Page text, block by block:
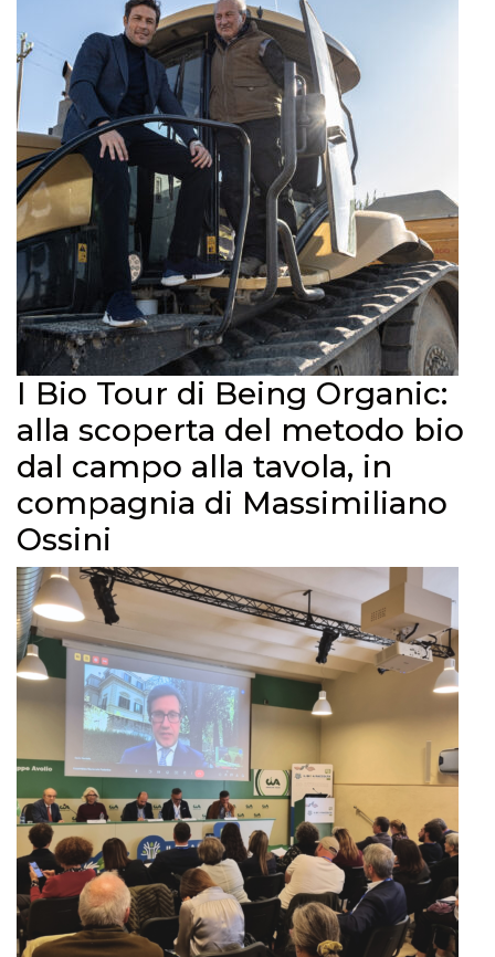
I Bio Tour di Being Organic:
alla scoperta del metodo bio
dal campo alla tavola, in
compagnia di Massimiliano
Ossini